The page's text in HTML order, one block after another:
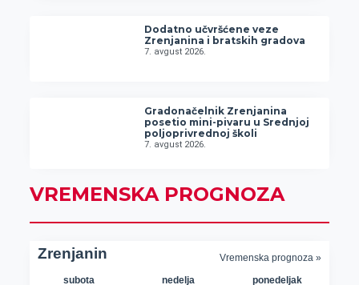
Dodatno učvršćene veze
Zrenjanina i bratskih gradova
7. avgust 2026.
Gradonačelnik Zrenjanina
posetio mini-pivaru u Srednjoj
poljoprivrednoj školi
7. avgust 2026.
VREMENSKA PROGNOZA